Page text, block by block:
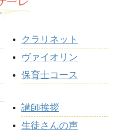
クラリネット
ヴァイオリン
保育士コース
講師挨拶
生徒さんの声